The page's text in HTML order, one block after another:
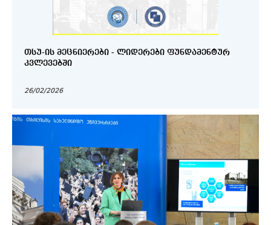
ᲗᲡᲣ-ᲘᲡ ᲛᲔᲪᲜᲘᲔᲠᲔᲑᲘ - ᲚᲘᲓᲔᲠᲔᲑᲘ ᲤᲣᲜᲓᲐᲛᲔᲜᲢᲣᲠ
ᲙᲕᲚᲔᲕᲔᲑᲨᲘ
26/02/2026